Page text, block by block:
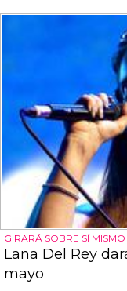
GIRARÁ SOBRE SÍ
Lana Del Rey
mayo